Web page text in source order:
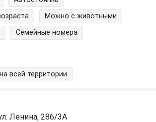
Можно с животными
Семейные номера
всей территории
Ленина, 286/3А